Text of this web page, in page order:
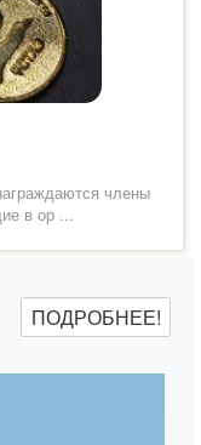
члены
в ор ...
ПОДРОБНЕЕ!